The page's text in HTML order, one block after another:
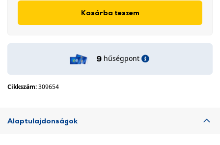
Kosárba teszem
9 hűségpont
Cikkszám:309654
Alaptulajdonságok